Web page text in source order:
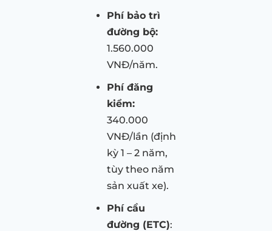
Phí bảo trì
đường bộ:
1.560.000
VNĐ/năm.
Phí đăng
kiểm:
340.000
VNĐ/lần (định
kỳ 1 – 2 năm,
tùy theo năm
sản xuất xe).
Phí cầu
đường (ETC):